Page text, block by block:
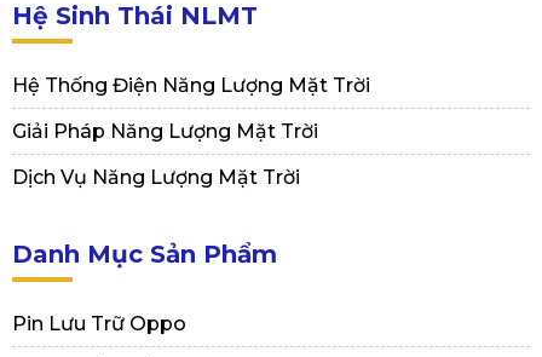
Hệ Sinh Thái NLMT
Hệ Thống Điện Năng Lượng Mặt Trời
Giải Pháp Năng Lượng Mặt Trời
Dịch Vụ Năng Lượng Mặt Trời
Danh Mục Sản Phẩm
Pin Lưu Trữ Oppo